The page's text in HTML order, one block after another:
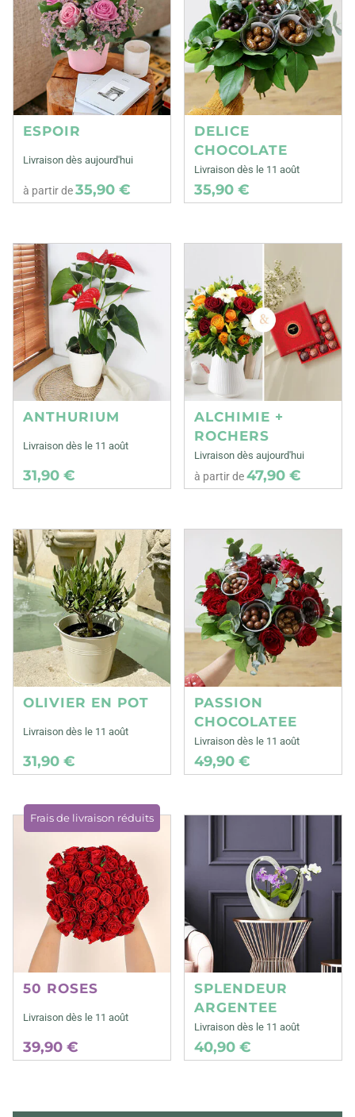
ESPOIR
Livraison dès aujourd'hui
à partir de35,90 €
DELICE
CHOCOLATE
Livraison dès le 11 août
35,90 €
ANTHURIUM
Livraison dès le 11 août
31,90 €
ALCHIMIE +
ROCHERS
Livraison dès aujourd'hui
à partir de47,90 €
OLIVIER EN POT
Livraison dès le 11 août
31,90 €
PASSION
CHOCOLATEE
Livraison dès le 11 août
49,90 €
Frais de livraison réduits
50 ROSES
Livraison dès le 11 août
39,90 €
SPLENDEUR
ARGENTEE
Livraison dès le 11 août
40,90 €